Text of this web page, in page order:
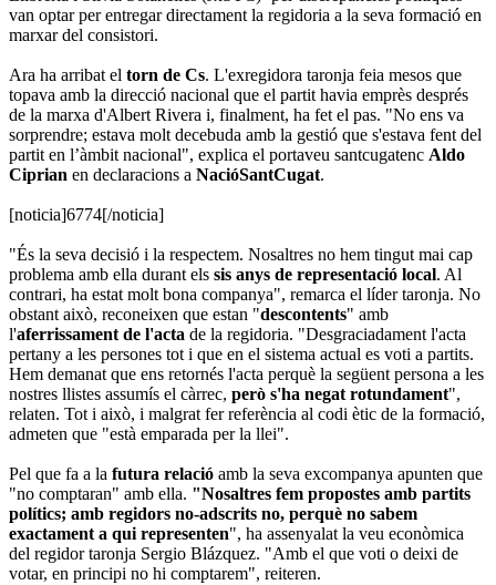
van optar per entregar directament la regidoria a la seva formació en
marxar del consistori.
Ara ha arribat el torn de Cs. L'exregidora taronja feia mesos que
topava amb la direcció nacional que el partit havia emprès després
de la marxa d'Albert Rivera i, finalment, ha fet el pas. "No ens va
sorprendre; estava molt decebuda amb la gestió que s'estava fent del
partit en l’àmbit nacional", explica el portaveu santcugatenc Aldo
Ciprian en declaracions a NacióSantCugat.
[noticia]6774[/noticia]
"És la seva decisió i la respectem. Nosaltres no hem tingut mai cap
problema amb ella durant els sis anys de representació local. Al
contrari, ha estat molt bona companya", remarca el líder taronja. No
obstant això, reconeixen que estan "descontents" amb
l'aferrissament de l'acta de la regidoria. "Desgraciadament l'acta
pertany a les persones tot i que en el sistema actual es voti a partits.
Hem demanat que ens retornés l'acta perquè la següent persona a les
nostres llistes assumís el càrrec, però s'ha negat rotundament",
relaten. Tot i això, i malgrat fer referència al codi ètic de la formació,
admeten que "està emparada per la llei".
Pel que fa a la futura relació amb la seva excompanya apunten que
"no comptaran" amb ella. "Nosaltres fem propostes amb partits
polítics; amb regidors no-adscrits no, perquè no sabem
exactament a qui representen", ha assenyalat la veu econòmica
del regidor taronja Sergio Blázquez. "Amb el que voti o deixi de
votar, en principi no hi comptarem", reiteren.